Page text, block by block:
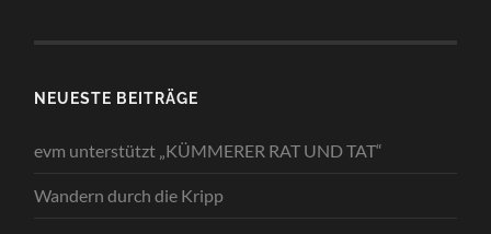
NEUESTE BEITRÄGE
evm unterstützt „KÜMMERER RAT UND TAT“
Wandern durch die Kripp